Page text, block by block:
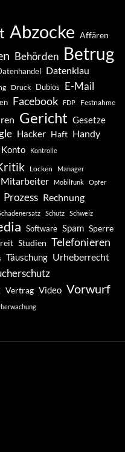
Abzocke Affären
Behörden Betrug
Datenklau
Druck Dubios E-Mail
Facebook FDP Festnahme
Gericht Gesetze
Hacker Haft Handy
Konto Kontrolle
Locken Manager
Mitarbeiter Mobilfunk Opfer
Prozess Rechnung
Schutz Schweiz
Software Spam Sperre
Studien Telefonieren
Täuschung Urheberrecht
Vertrag Video Vorwurf